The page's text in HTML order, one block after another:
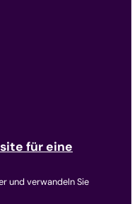
für eine
und verwandeln Sie